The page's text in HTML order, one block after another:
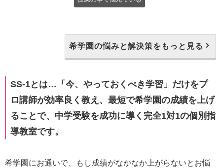
希学園の悩みと解決策をもっと見る
SS-1とは…「今、やっておくべき学習」だけをプ
ロ講師が効率良く教え、最短で希学園の成績を上げ
ることで、中学受験を成功に導く完全1対1の個別指
導教室です。
希学園にお通いで、もし成績がなかなか上がらないとお悩